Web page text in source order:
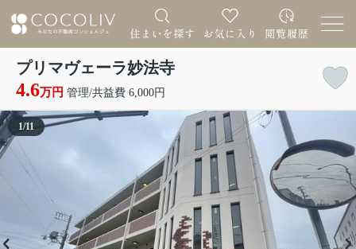
プリマヴェーラ妙法寺
4.6万円 管理/共益費 6,000円
1/11